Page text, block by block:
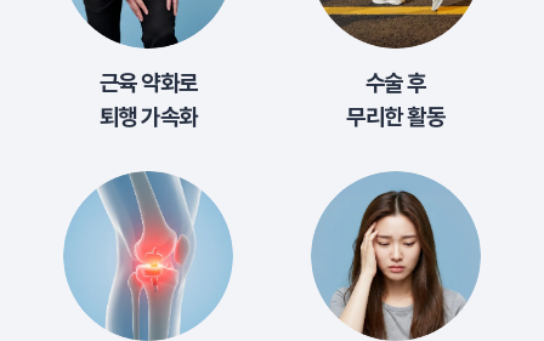
근육 약화로
퇴행 가속화
수술 후
무리한 활동